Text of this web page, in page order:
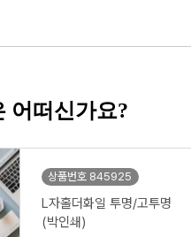
어떠신가요?
상품번호 845925
L자홀더화일 투명/고투명
(박인쇄)